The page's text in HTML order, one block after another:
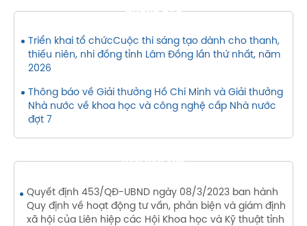
THÔNG BÁO
Triển khai tổ chứcCuộc thi sáng tạo dành cho thanh,
thiếu niên, nhi đồng tỉnh Lâm Đồng lần thứ nhất, năm
2026
Thông báo về Giải thưởng Hồ Chí Minh và Giải thưởng
Nhà nước về khoa học và công nghệ cấp Nhà nước
đợt 7
VĂN BẢN MỚI
Quyết định 453/QĐ-UBND ngày 08/3/2023 ban hành
Quy định về hoạt động tư vấn, phản biện và giám định
xã hội của Liên hiệp các Hội Khoa học và Kỹ thuật tỉnh